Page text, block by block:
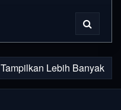
Tampilkan Lebih Banyak